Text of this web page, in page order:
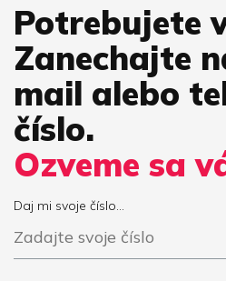
Potrebujete
Zanechajte
mail alebo
číslo.
Ozveme sa
Daj mi svoje číslo...